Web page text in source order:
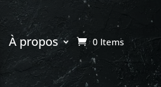
À propos 0 Items